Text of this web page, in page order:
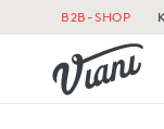
B2B-SHOP